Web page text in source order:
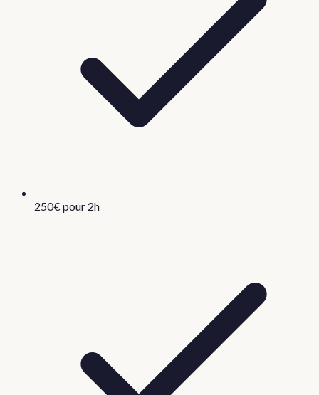
250€ pour 2h